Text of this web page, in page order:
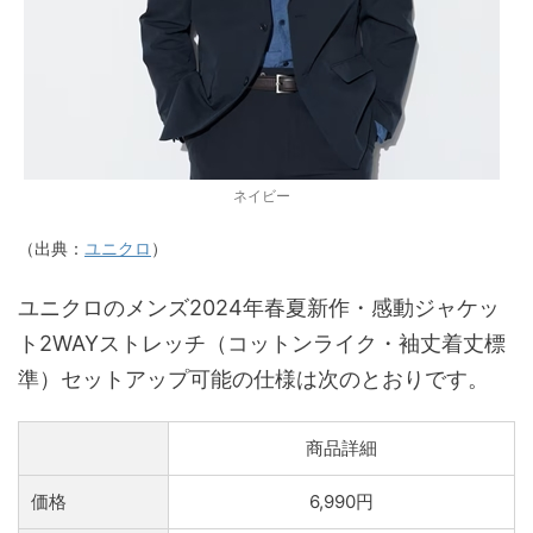
ネイビー
（出典： ユニクロ ）
ユニクロのメンズ2024年春夏新作・感動ジャケッ
ト2WAYストレッチ（コットンライク・袖丈着丈標
準）セットアップ可能の仕様は次のとおりです。
商品詳細
価格 6,990円